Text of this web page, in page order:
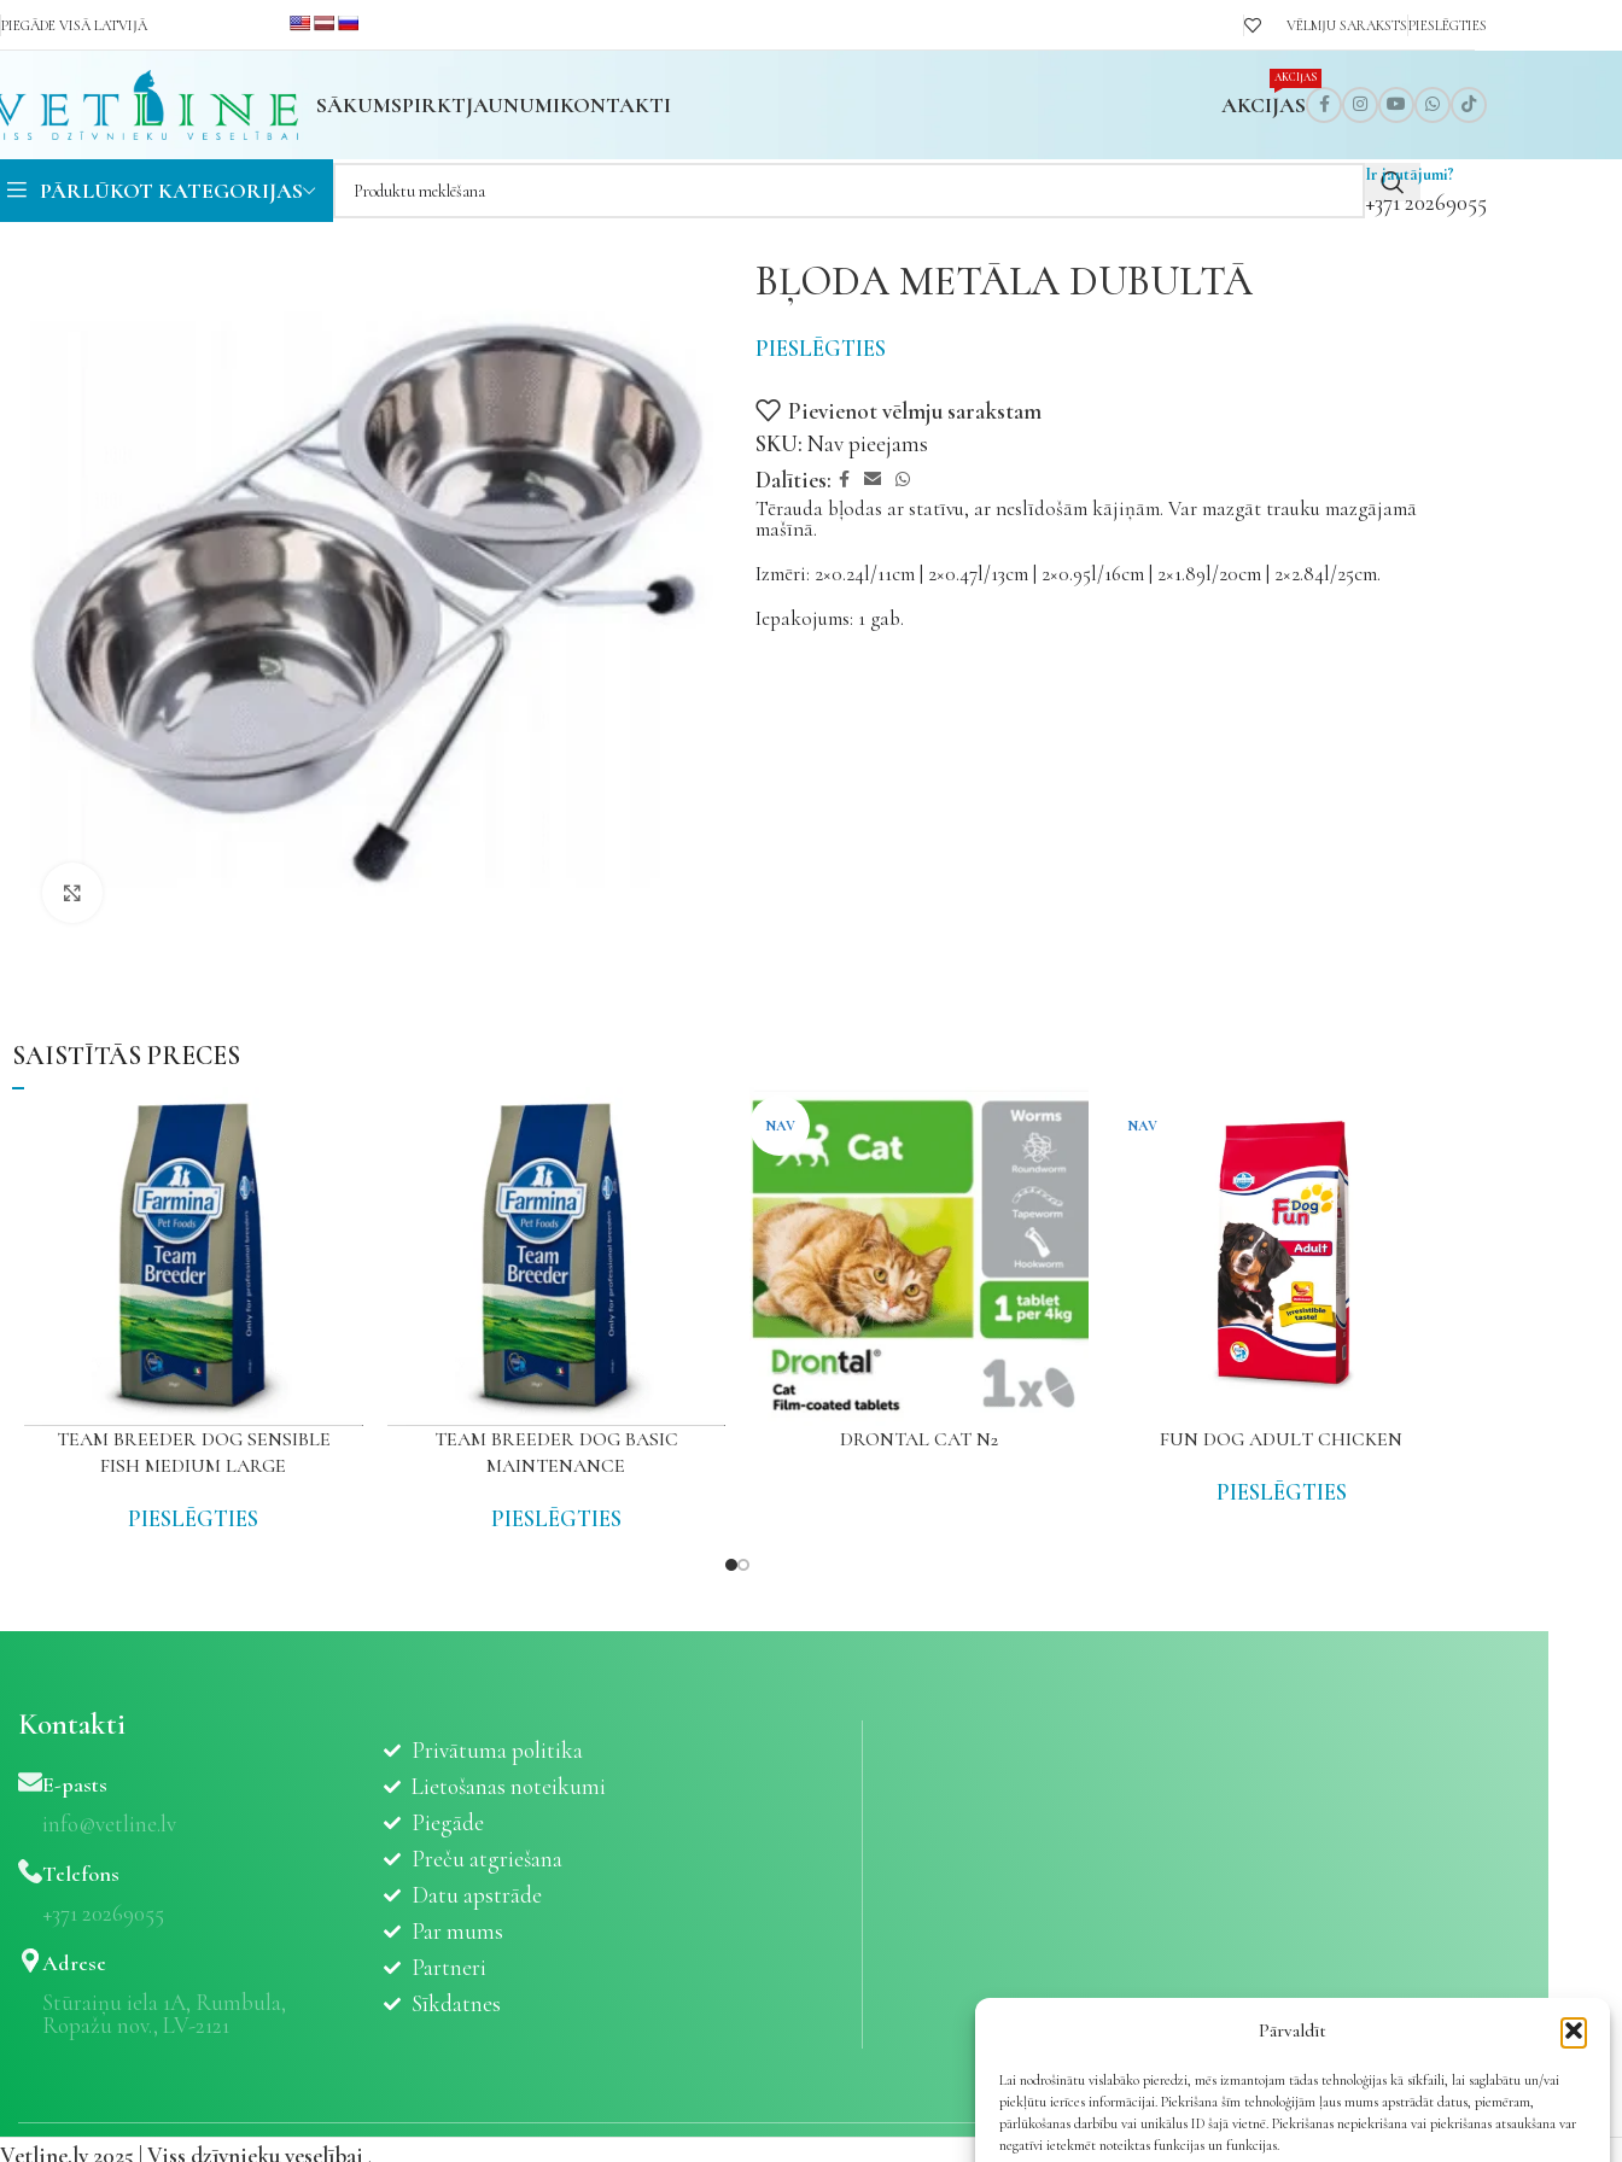
Pārvaldīt
Lai nodrošinātu vislabāko pieredzi, mēs izmantojam tādas tehnoloģijas kā sīkfaili, lai saglabātu un/vai
piekļūtu ierīces informācijai. Piekrišana šīm tehnoloģijām ļaus mums apstrādāt datus, piemēram,
pārlūkošanas darbību vai unikālus ID šajā vietnē. Piekrišanas nepiekrišana vai piekrišanas atsaukšana var
negatīvi ietekmēt noteiktas funkcijas un funkcijas.
PIEGĀDE VISĀ LATVIJĀ VĒLMJU SARAKSTSPIESLĒGTIES
SĀKUMSPIRKTJAUNUMIKONTAKTI AKCIJAS
AKCIJAS
PĀRLŪKOT KATEGORIJAS
Ir jautājumi?
+371 20269055
BĻODA METĀLA DUBULTĀ
PIESLĒGTIES
Pievienot vēlmju sarakstam
SKU: Nav pieejams
Dalīties:
Tērauda bļodas ar statīvu, ar neslīdošām kājiņām. Var mazgāt trauku mazgājamā
mašīnā.
Izmēri: 2×0.24l/11cm | 2×0.47l/13cm | 2×0.95l/16cm | 2×1.89l/20cm | 2×2.84l/25cm.
Iepakojums: 1 gab.
SAISTĪTĀS PRECES
TEAM BREEDER DOG SENSIBLE
FISH MEDIUM LARGE
PIESLĒGTIES
TEAM BREEDER DOG BASIC
MAINTENANCE
PIESLĒGTIES
NAV
DRONTAL CAT N2
NAV
FUN DOG ADULT CHICKEN
PIESLĒGTIES
Kontakti
E-pasts
info@vetline.lv
Telefons
+371 20269055
Adrese
Stūraiņu iela 1A, Rumbula,
Ropažu nov., LV-2121
Privātuma politika
Lietošanas noteikumi
Piegāde
Preču atgriešana
Datu apstrāde
Par mums
Partneri
Sīkdatnes
Vetline.lv 2025 | Viss dzīvnieku veselībai .